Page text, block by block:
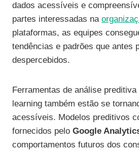
dados acessíveis e
partes interessadas na
plataformas, as equipes
tendências e padrões que antes
despercebidos.
Ferramentas de análise
learning também estão se
acessíveis. Modelos preditivos
fornecidos pelo Google
comportamentos futuros dos